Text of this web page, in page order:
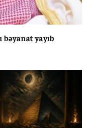
yayıb